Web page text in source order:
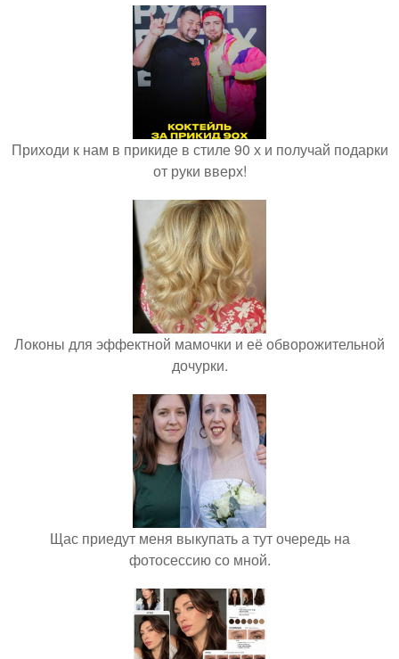
Приходи к нам в прикиде в стиле 90 х и получай подарки
от руки вверх!
Локоны для эффектной мамочки и её обворожительной
дочурки.
Щас приедут меня выкупать а тут очередь на
фотосессию со мной.